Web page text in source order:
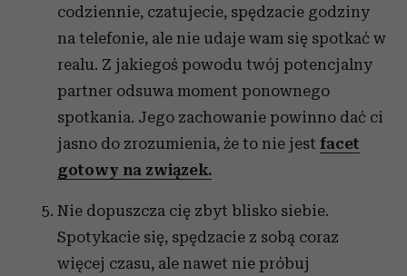
codziennie, czatujecie, spędzacie godziny
na telefonie, ale nie udaje wam się spotkać w
realu. Z jakiegoś powodu twój potencjalny
partner odsuwa moment ponownego
spotkania. Jego zachowanie powinno dać ci
jasno do zrozumienia, że to nie jest facet
gotowy na związek.
Nie dopuszcza cię zbyt blisko siebie.
Spotykacie się, spędzacie z sobą coraz
więcej czasu, ale nawet nie próbuj